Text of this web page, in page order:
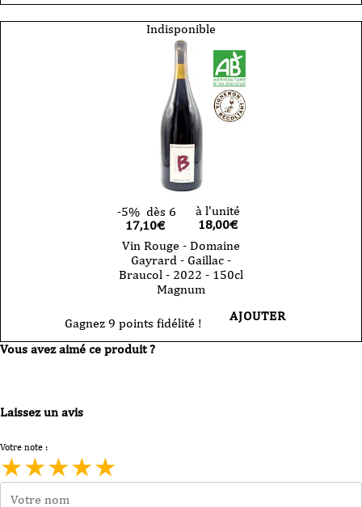
Indisponible
-5% dès 6
17,10€
à l'unité
18,00€
Vin Rouge - Domaine
Gayrard - Gaillac -
Braucol - 2022 - 150cl
Magnum
Gagnez 9 points fidélité ! AJOUTER
Vous avez aimé ce produit ?
Laissez un avis
Votre note :
★★★★★